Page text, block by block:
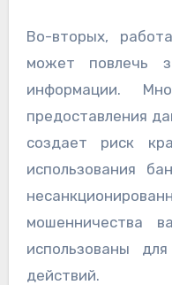
Во-вторых,
может повлечь
информации.
предоставления
создает риск
использования
мошенничества
использованы
действий.